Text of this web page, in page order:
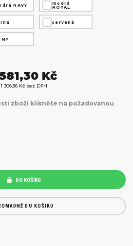
NAVY
modrá
ROYAL
červená
Kč
1 306,86 Kč bez DPH
zboží klikněte na požadovanou
DO KOŠÍKU
DO KOŠÍKU